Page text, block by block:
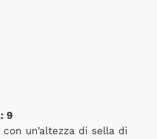
9
un’altezza di sella di